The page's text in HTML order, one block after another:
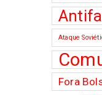
Ataque
Fora